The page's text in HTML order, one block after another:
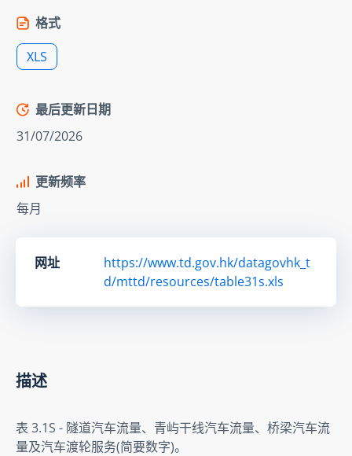
格式
XLS
最后更新日期
31/07/2026
更新频率
每月
网址
https://www.td.gov.hk/datagovhk_t
d/mttd/resources/table31s.xls
描述
表 3.1S - 隧道汽车流量、青屿干线汽车流量、桥梁汽车流
量及汽车渡轮服务(简要数字)。